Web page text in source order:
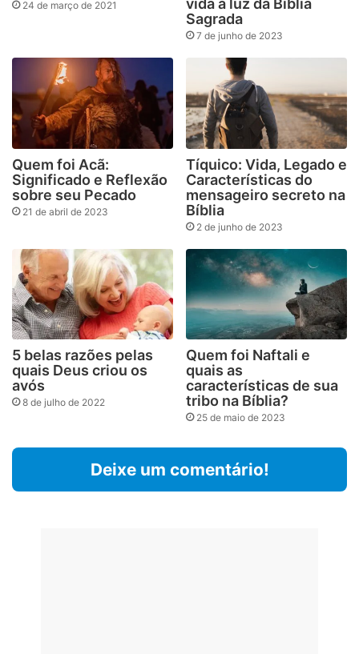
24 de março de 2021
vida à luz da Bíblia
Sagrada
7 de junho de 2023
Quem foi Acã:
Significado e Reflexão
sobre seu Pecado
21 de abril de 2023
Tíquico: Vida, Legado e
Características do
mensageiro secreto na
Bíblia
2 de junho de 2023
5 belas razões pelas
quais Deus criou os
avós
8 de julho de 2022
Quem foi Naftali e
quais as
características de sua
tribo na Bíblia?
25 de maio de 2023
Deixe um comentário!